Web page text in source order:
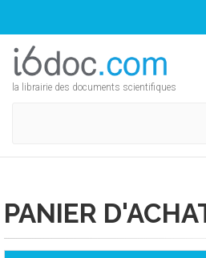
la librairie des documents scientifiques
PANIER